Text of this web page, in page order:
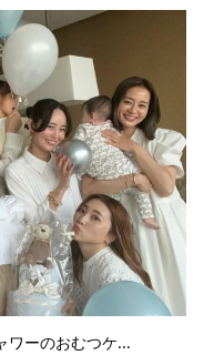
ワーのおむつケ...